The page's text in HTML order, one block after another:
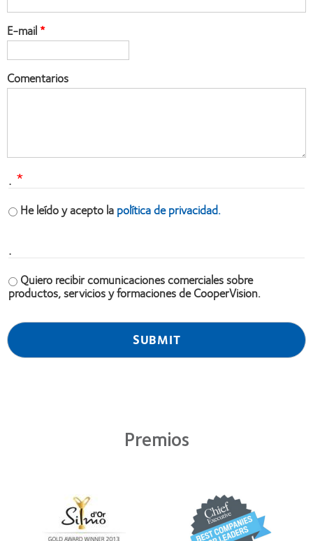
E-mail
Comentarios
.
He leído y acepto lapolítica de privacidad.
.
Quiero recibir comunicaciones comerciales sobre
productos, servicios y formaciones de CooperVision.
Premios
about
Premio
Learn
more
about
2012